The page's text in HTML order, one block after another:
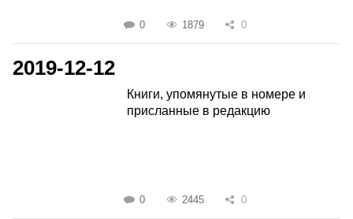
0 1879 0
2019-12-12
Книги, упомянутые в номере и
присланные в редакцию
0 2445 0